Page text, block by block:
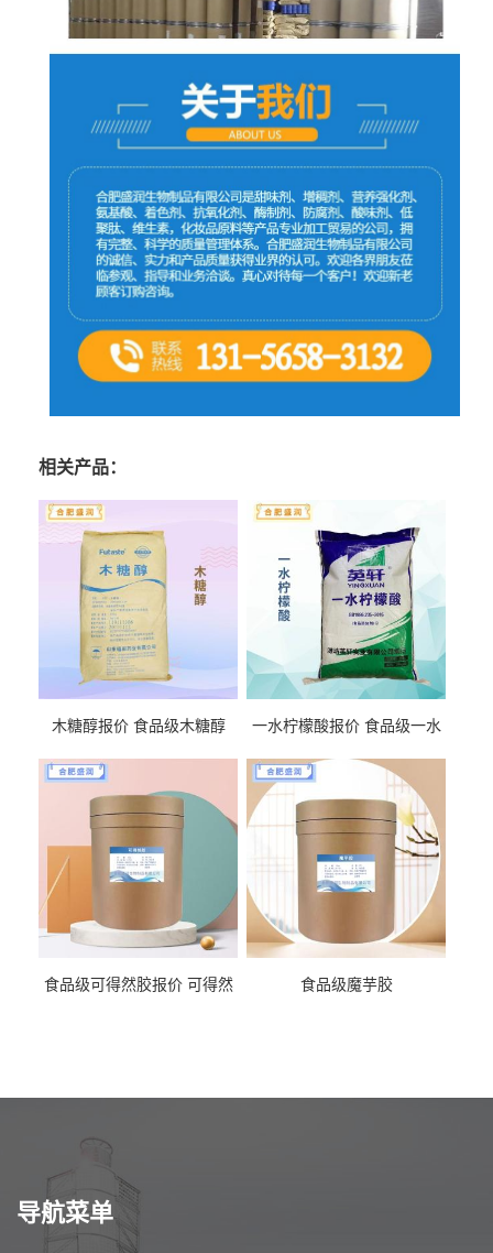
相关产品：
木糖醇报价 食品级木糖醇
一水柠檬酸报价 食品级一水
食品级可得然胶报价 可得然
食品级魔芋胶
导航菜单